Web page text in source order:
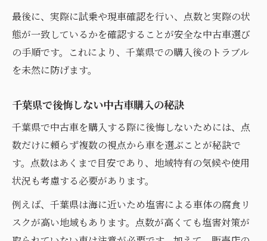
最後に、実際に試乗や現車確認を行い、点数と実際の状
態が一致しているかを確認することが安全な中古車選び
の手順です。これにより、千葉県での購入後のトラブル
を未然に防げます。
千葉県で後悔しない中古車購入の秘訣
千葉県で中古車を購入する際に後悔しないためには、点
数だけに頼らず複数の視点から車を選ぶことが秘訣で
す。点数はあくまで目安であり、地域特有の気候や使用
状況も考慮する必要があります。
例えば、千葉県は海に近いため塩害による車体の腐食リ
スクが高い地域もあります。点数が高くても塩害対策が